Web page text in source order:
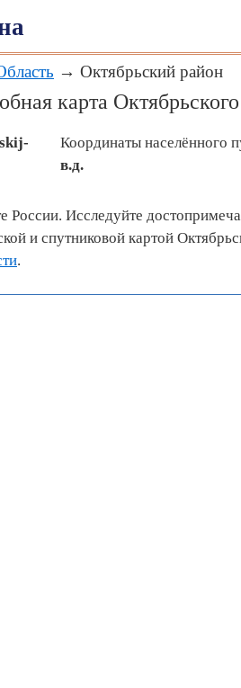
→ Октябрьский район
карта
Координаты населённого
в.д.
России. Исследуйте
и спутниковой картой
.